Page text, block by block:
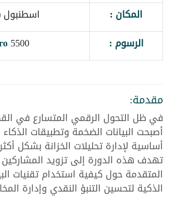
المكان :
اسطنبول
الرسوم :
5500
مقدمة:
في ظل التحول الرقمي المتسارع في
أصبحت البيانات الضخمة وتطبيقات
أساسية لإدارة تحليلات الخزانة بشكل
تهدف هذه الدورة إلى تزويد المشاركين
المتقدمة حول كيفية استخدام تقنيات
الذكية لتحسين التنبؤ النقدي وإدارة